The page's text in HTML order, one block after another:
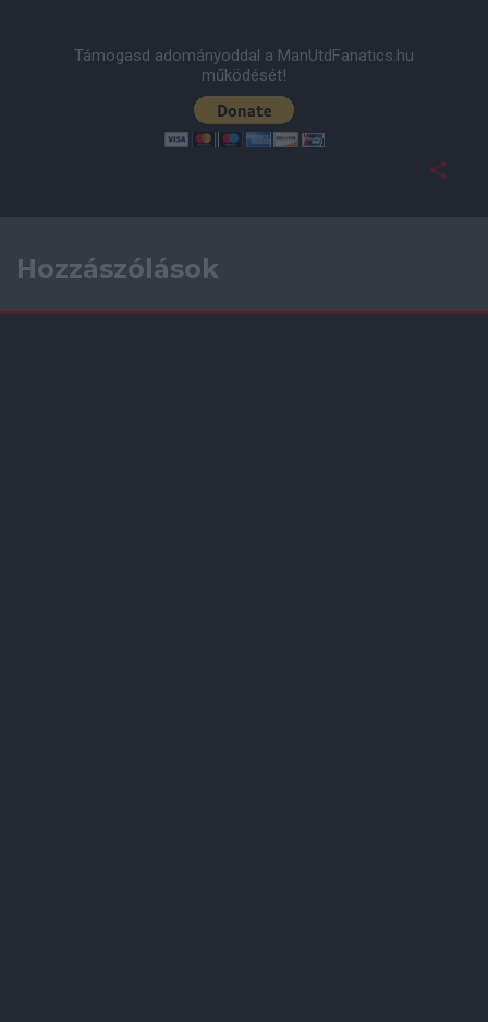
Támogasd adományoddal a ManUtdFanatics.hu
működését!
Hozzászólások